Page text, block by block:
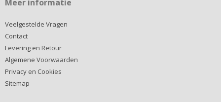
Meer informatie
Veelgestelde Vragen
Contact
Levering en Retour
Algemene Voorwaarden
Privacy en Cookies
Sitemap